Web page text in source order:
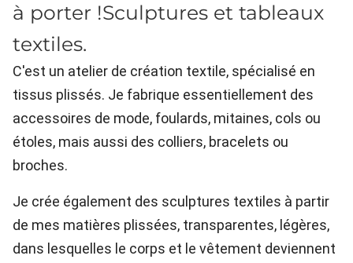
à porter !Sculptures et tableaux
textiles.
C'est un atelier de création textile, spécialisé en
tissus plissés. Je fabrique essentiellement des
accessoires de mode, foulards, mitaines, cols ou
étoles, mais aussi des colliers, bracelets ou
broches.
Je crée également des sculptures textiles à partir
de mes matières plissées, transparentes, légères,
dans lesquelles le corps et le vêtement deviennent